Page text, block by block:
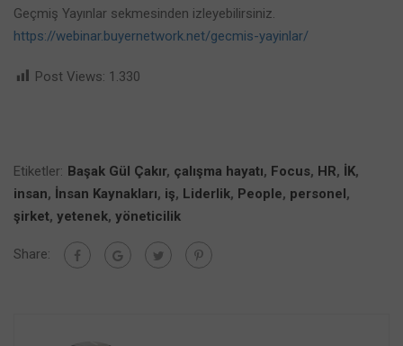
Geçmiş Yayınlar sekmesinden izleyebilirsiniz.
https://webinar.buyernetwork.net/gecmis-yayinlar/
Post Views: 1.330
Etiketler: Başak Gül Çakır, çalışma hayatı, Focus, HR, İK,
insan, İnsan Kaynakları, iş, Liderlik, People, personel,
şirket, yetenek, yöneticilik
Share: